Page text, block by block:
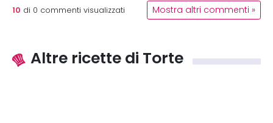
10 di 0 commenti visualizzati Mostra altri commenti »
Altre ricette di Torte